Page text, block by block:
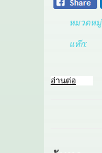
หมวดหมู่
แท๊ก:
อ่านต่อ